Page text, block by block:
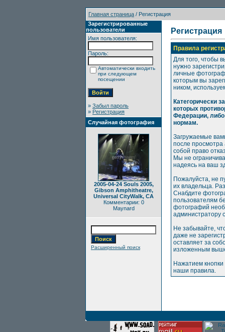
Главная страница / Регистрация
Зарегистрированные
пользователи
Имя пользователя:
Пароль:
Автоматически входить
при следующем
посещении
» Забыл пароль
» Регистрация
Случайная фотография
2005-04-24 Souls 2005,
Gibson Amphitheatre,
Universal CityWalk, CA
Комментарии: 0
Maynard
Расширенный поиск
Регистрация
Правила
Для того, чтобы
нужно
личные
которым вы
ником,
Категорически
которых
Федерации,
нормам.
Загружаемые
после просмотра
собой право
Мы не
надеясь на ваш
Пожалуйста, не
их владельца.
Снабдите
пользователям
фотографий
администратору
Не забывайте,
даже не
оставляет за
изложенным
Нажатием
наши правила.